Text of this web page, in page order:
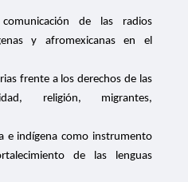
de las radios
y afromexicanas en el
frente a los derechos de las
religión, migrantes,
e indígena como instrumento
de las lenguas